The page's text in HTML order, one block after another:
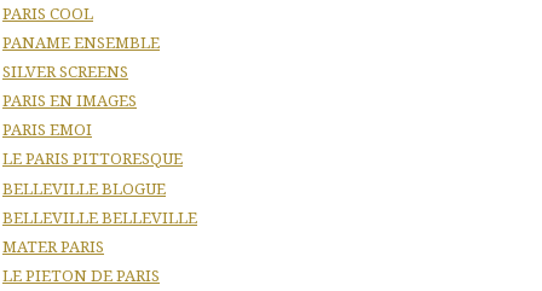
PARIS COOL
PANAME ENSEMBLE
SILVER SCREENS
PARIS EN IMAGES
PARIS EMOI
LE PARIS PITTORESQUE
BELLEVILLE BLOGUE
BELLEVILLE BELLEVILLE
MATER PARIS
LE PIETON DE PARIS